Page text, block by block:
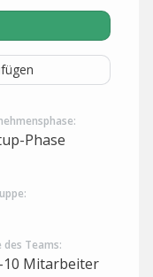
Phase
des Teams:
10 Mitarbeiter